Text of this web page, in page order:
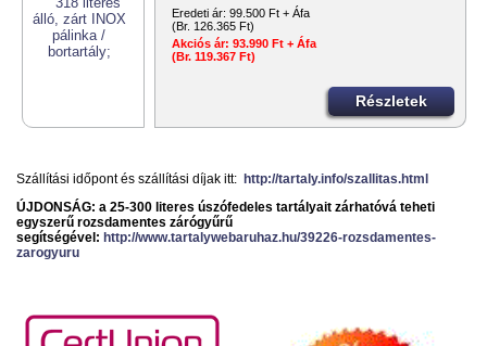
Eredeti ár: 99.500 Ft + Áfa
(Br. 126.365 Ft)
Akciós ár: 93.990 Ft + Áfa
(Br. 119.367 Ft)
Részletek
Szállítási időpont és szállítási díjak itt: http://tartaly.info/szallitas.html
ÚJDONSÁG: a 25-300 literes úszófedeles tartályait zárhatóvá teheti
egyszerű rozsdamentes zárógyűrű
segítségével: http://www.tartalywebaruhaz.hu/39226-rozsdamentes-
zarogyuru